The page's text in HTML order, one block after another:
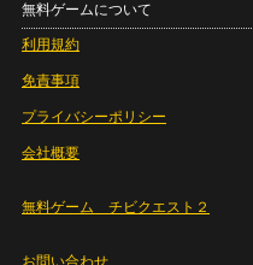
無料ゲームについて
利用規約
免責事項
プライバシーポリシー
会社概要
無料ゲーム チビクエスト２
お問い合わせ